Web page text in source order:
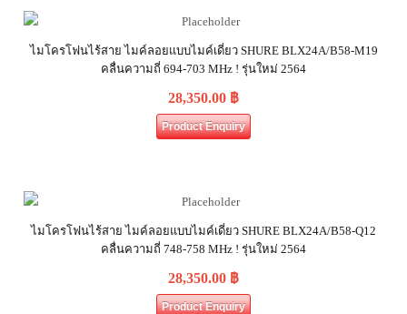
ไมโครโฟนไร้สาย ไมค์ลอยแบบไมค์เดี่ยว SHURE BLX24A/B58-M19
คลื่นความถี่ 694-703 MHz ! รุ่นใหม่ 2564
28,350.00 ฿
Product Enquiry
ไมโครโฟนไร้สาย ไมค์ลอยแบบไมค์เดี่ยว SHURE BLX24A/B58-Q12
คลื่นความถี่ 748-758 MHz ! รุ่นใหม่ 2564
28,350.00 ฿
Product Enquiry